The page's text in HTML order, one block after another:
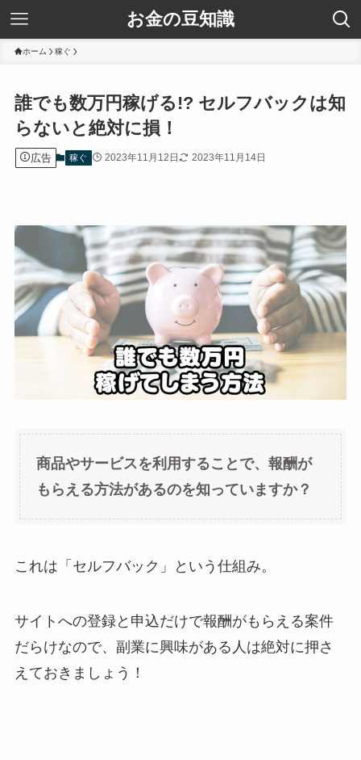
お金の豆知識
ホーム 稼ぐ
誰でも数万円稼げる!? セルフバックは知
らないと絶対に損！
広告 稼ぐ 2023年11月12日 2023年11月14日
商品やサービスを利用することで、報酬が
もらえる方法があるのを知っていますか？
これは「セルフバック」という仕組み。
サイトへの登録と申込だけで報酬がもらえる案件
だらけなので、副業に興味がある人は絶対に押さ
えておきましょう！